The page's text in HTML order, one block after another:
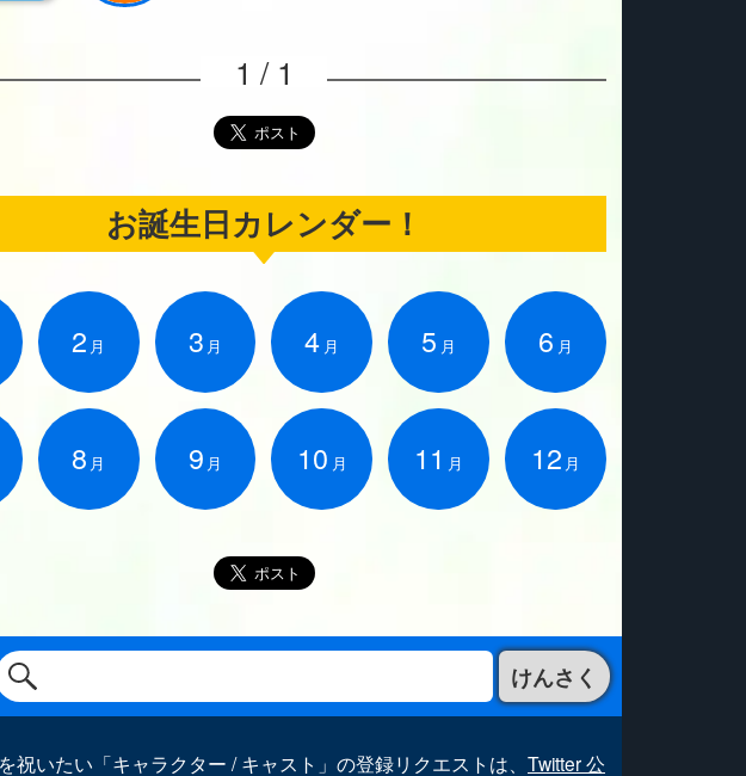
1 / 1
お誕生日カレンダー！
2 月 3 月 4 月 5 月 6 月
8 月 9 月 10 月 11 月 12 月
けんさく
祝いたい「キャラクター / キャスト」の登録リクエストは、 Twitter 公